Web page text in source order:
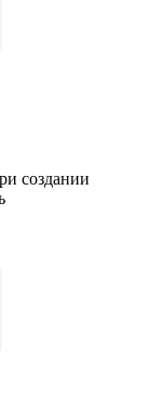
создании